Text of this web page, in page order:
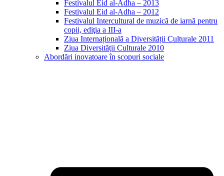
Festivalul Eid al-Adha – 2013
Festivalul Eid al-Adha – 2012
Festivalul Intercultural de muzică de iarnă pentru
copii, ediţia a III-a
Ziua Internațională a Diversității Culturale 2011
Ziua Diversității Culturale 2010
Abordări inovatoare în scopuri sociale